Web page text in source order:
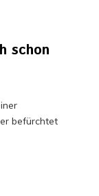
schon
befürchtet